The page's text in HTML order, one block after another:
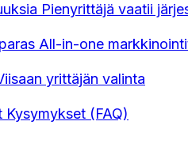
Pienyrittäjä vaatii
All-in-one
yrittäjän valinta
Kysymykset (FAQ)